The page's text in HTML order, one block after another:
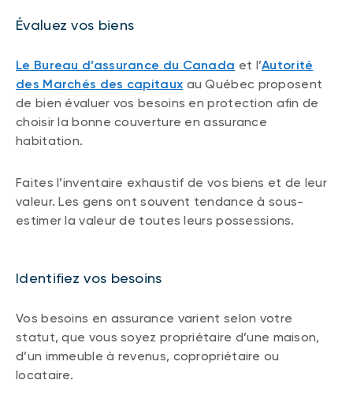
Évaluez vos biens
Le Bureau d’assurance du Canada et l’Autorité
des Marchés des capitaux au Québec proposent
de bien évaluer vos besoins en protection afin de
choisir la bonne couverture en assurance
habitation.
Faites l’inventaire exhaustif de vos biens et de leur
valeur. Les gens ont souvent tendance à sous-
estimer la valeur de toutes leurs possessions.
Identifiez vos besoins
Vos besoins en assurance varient selon votre
statut, que vous soyez propriétaire d’une maison,
d’un immeuble à revenus, copropriétaire ou
locataire.